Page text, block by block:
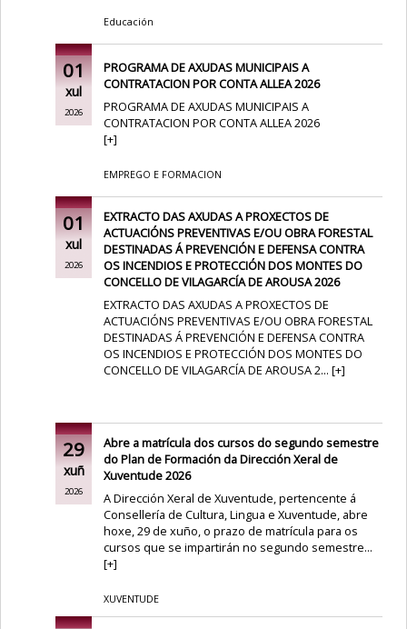
Educación
01
xul
2026
PROGRAMA DE AXUDAS MUNICIPAIS A
CONTRATACION POR CONTA ALLEA 2026
PROGRAMA DE AXUDAS MUNICIPAIS A
CONTRATACION POR CONTA ALLEA 2026
[+]
EMPREGO E FORMACION
01
xul
2026
EXTRACTO DAS AXUDAS A PROXECTOS DE
ACTUACIÓNS PREVENTIVAS E/OU OBRA FORESTAL
DESTINADAS Á PREVENCIÓN E DEFENSA CONTRA
OS INCENDIOS E PROTECCIÓN DOS MONTES DO
CONCELLO DE VILAGARCÍA DE AROUSA 2026
EXTRACTO DAS AXUDAS A PROXECTOS DE
ACTUACIÓNS PREVENTIVAS E/OU OBRA FORESTAL
DESTINADAS Á PREVENCIÓN E DEFENSA CONTRA
OS INCENDIOS E PROTECCIÓN DOS MONTES DO
CONCELLO DE VILAGARCÍA DE AROUSA 2...[+]
29
xuñ
2026
Abre a matrícula dos cursos do segundo semestre
do Plan de Formación da Dirección Xeral de
Xuventude 2026
A Dirección Xeral de Xuventude, pertencente á
Consellería de Cultura, Lingua e Xuventude, abre
hoxe, 29 de xuño, o prazo de matrícula para os
cursos que se impartirán no segundo semestre...
[+]
XUVENTUDE